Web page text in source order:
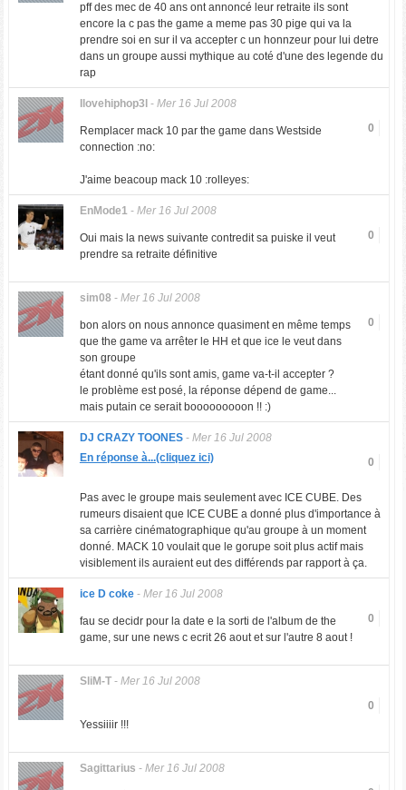
pff des mec de 40 ans ont annoncé leur retraite ils sont
encore la c pas the game a meme pas 30 pige qui va la
prendre soi en sur il va accepter c un honnzeur pour lui detre
dans un groupe aussi mythique au coté d'une des legende du
rap
Ilovehiphop3l - Mer 16 Jul 2008
0
Remplacer mack 10 par the game dans Westside
connection :no:
J'aime beacoup mack 10 :rolleyes:
EnMode1- Mer 16 Jul 2008
0
Oui mais la news suivante contredit sa puiske il veut
prendre sa retraite définitive
sim08 - Mer 16 Jul 2008
0
bon alors on nous annonce quasiment en même temps
que the game va arrêter le HH et que ice le veut dans
son groupe
étant donné qu'ils sont amis, game va-t-il accepter ?
le problème est posé, la réponse dépend de game...
mais putain ce serait booooooooon !! :)
DJ CRAZY TOONES- Mer 16 Jul 2008
0
En réponse à...(cliquez ici)
Pas avec le groupe mais seulement avec ICE CUBE. Des
rumeurs disaient que ICE CUBE a donné plus d'importance à
sa carrière cinématographique qu'au groupe à un moment
donné. MACK 10 voulait que le gorupe soit plus actif mais
visiblement ils auraient eut des différends par rapport à ça.
ice D coke- Mer 16 Jul 2008
0
fau se decidr pour la date e la sorti de l'album de the
game, sur une news c ecrit 26 aout et sur l'autre 8 aout !
SliM-T- Mer 16 Jul 2008
0
Yessiiiir !!!
Sagittarius - Mer 16 Jul 2008